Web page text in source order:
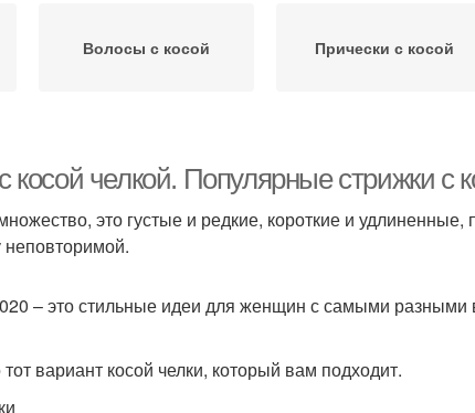
Волосы с косой Прически с косой
челкой. Популярные стрижки с
это густые и редкие, короткие и
неповторимой.
– это стильные идеи для женщин с самыми
вариант косой челки, который вам подходит.